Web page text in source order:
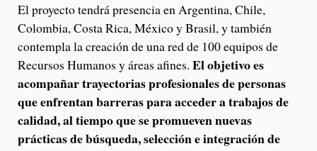
El proyecto tendrá presencia en Argentina, Chile,
Colombia, Costa Rica, México y Brasil, y también
contempla la creación de una red de 100 equipos de
Recursos Humanos y áreas afines. El objetivo es
acompañar trayectorias profesionales de personas
que enfrentan barreras para acceder a trabajos de
calidad, al tiempo que se promueven nuevas
prácticas de búsqueda, selección e integración de